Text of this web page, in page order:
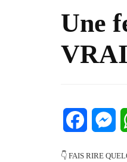
Une
👇 FAIS RIRE